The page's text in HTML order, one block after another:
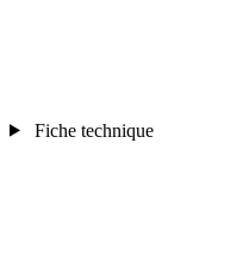
Fiche technique